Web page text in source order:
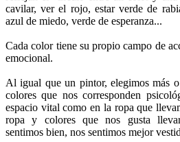
cavilar, ver el rojo, estar verde de
azul de miedo, verde de esperanza...
Cada color tiene su propio campo de
emocional.
Al igual que un pintor, elegimos más
colores que nos corresponden
espacio vital como en la ropa que
ropa y colores que nos gusta
sentimos bien, nos sentimos mejor